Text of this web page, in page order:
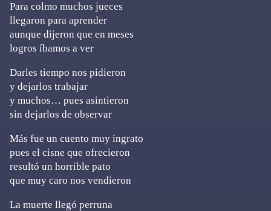
Para colmo muchos jueces
llegaron para aprender
aunque dijeron que en meses
logros íbamos a ver
Darles tiempo nos pidieron
y dejarlos trabajar
y muchos… pues asintieron
sin dejarlos de observar
Más fue un cuento muy ingrato
pues el cisne que ofrecieron
resultó un horrible pato
que muy caro nos vendieron
La muerte llegó perruna